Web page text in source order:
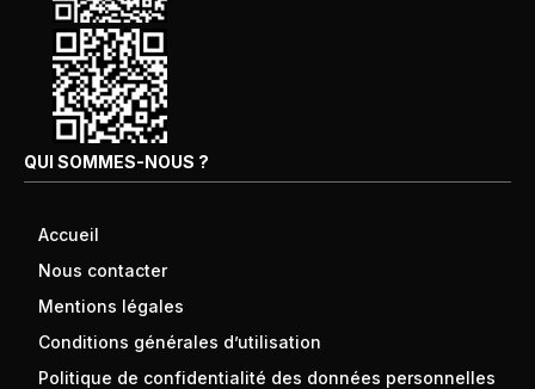
QUI SOMMES-NOUS ?
Accueil
Nous contacter
Mentions légales
Conditions générales d’utilisation
Politique de confidentialité des données personnelles